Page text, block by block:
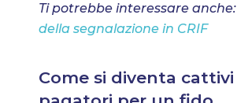
Ti potrebbe interessare anche:
della segnalazione in CRIF
Come si diventa cattivi